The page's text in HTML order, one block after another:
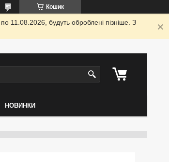
Кошик
11.08.2026, будуть оброблені пізніше. З
НОВИНКИ